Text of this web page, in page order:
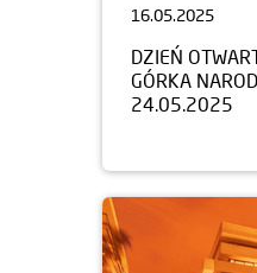
16.05.2025
DZIEŃ
GÓRKA
24.05.2025